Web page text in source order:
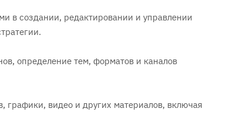
в создании, редактировании и управлении
определение тем, форматов и каналов
графики, видео и других материалов, включая